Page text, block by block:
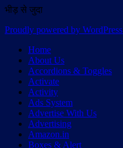
भीड़ से जुदा
Proudly powered by WordPress
Home
About Us
Accordions & Toggles
Activate
Activity
Ads System
Advertise With Us
Advertising
Amazon.in
Boxes & Alert